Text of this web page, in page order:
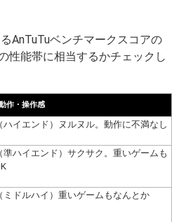
AnTuTuベンチマークスコアの
性能帯に相当するかチェックし
作・操作感
（ハイエンド）ヌルヌル。動作に不満なし
（準ハイエンド）サクサク。重いゲームも
（ミドルハイ）重いゲームもなんとか